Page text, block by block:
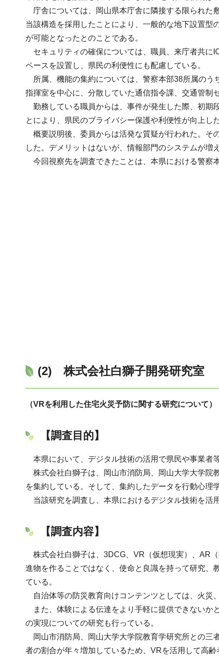
庁舎については、岡山県本庁舎に隣接する限られた
当該構造を採用したことにより、一般的な地下設置
が可能となったとのことである。
セキュリティの確保については、職員、来庁者共に
ペースを設置し、県民の利便性にも配慮している。
所属、機能の集約については、警察本部38所属のう
指揮室を中心に、分散していた通信指令課、交通管制
勤務している職員からは、事件が発生した際、初期
とにより、県民のプライバシー保護や利便性が向上
概要説明後、委員からは活発な質疑が行われた。そ
した。デメリットはないが、情報部門のシステムが
今回視察先を調査できたことは、本県における警察
(2)株式会社白獅子開発研究室
（VRを利用した住宅火災予防に関する研究について）
【調査目的】
本県において、デジタル技術の活用で県民や事業者
株式会社白獅子は、岡山市消防局、岡山大学大学院
を集約している。そして、集約したデータを行動心
当該研究を調査し、本県におけるデジタル技術を活
【調査内容】
株式会社白獅子は、3DCG、VR（仮想現実）、AR
進物を作ることではなく、使命と良識を持って研究、
ている。
自治体等の防災教育向けコンテンツとしては、火災
また、体験による伝達をより手軽に提供できないか
の実現についての研究も行っている。
岡山市消防局、岡山大学大学院教育学研究所との三
者の割合が年々増加しているため、VRを活用して高